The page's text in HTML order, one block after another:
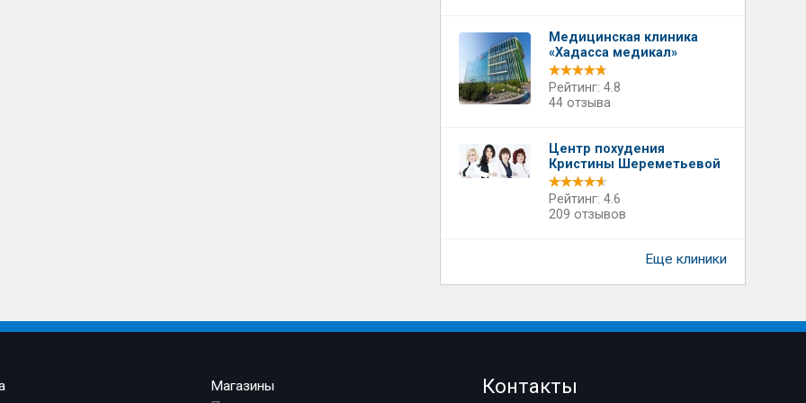
Медицинская клиника
«Хадасса медикал»
Рейтинг: 4.8
44 отзыва
Центр похудения
Кристины Шереметьевой
Рейтинг: 4.6
209 отзывов
Еще клиники
Магазины
Контакты